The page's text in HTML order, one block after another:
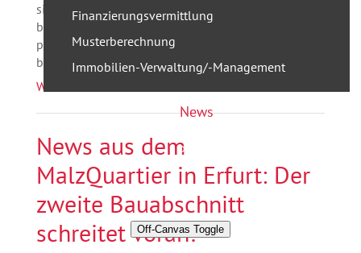
Finanzierungsvermittlung
Musterberechnung
Immobilien-Verwaltung/-Management
News
Presse
Off-Canvas Toggle
sind bereits gut zwei Drittel errichtet. Im Haus 5 wird
bereits das Erdgeschoss gemauert und wir planen
per Ende August die Decke über dem Erdgeschoss
bereits zu betonieren.Mehr lesen
Weiterlesen
News aus dem
MalzQuartier in Erfurt: Der
zweite Bauabschnitt
schreitet voran!